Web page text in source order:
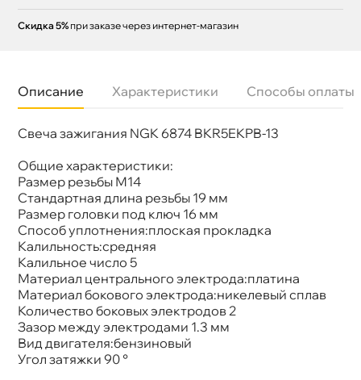
Скидка 5% при заказе через интернет-магазин
Описание Характеристики Способы оплаты
Свеча зажигания NGK 6874 BKR5EKPB-13
Общие характеристики:
Размер резьбы М14
Стандартная длина резьбы 19 мм
Размер головки под ключ 16 мм
Способ уплотнения:плоская прокладка
Калильность:средняя
Калильное число 5
Материал центрального электрода:платина
Материал бокового электрода:никелевый спла
Количество боковых электродов 2
Зазор между электродами 1.3 мм
ид двигателя:бензиновый
Угол затяжки 90 °
Бренд
NGK